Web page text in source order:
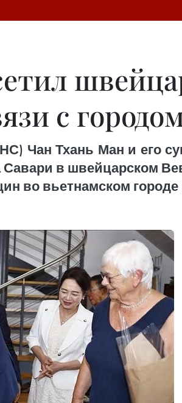
с
Чан Тхань Ман и его
в швейцарском
во вьетнамском городе